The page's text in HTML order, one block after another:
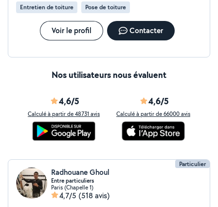
Entretien de toiture Pose de toiture
Voir le profil Contacter
Nos utilisateurs nous évaluent
4,6/5
Calculé à partir de 48731 avis
4,6/5
Calculé à partir de 66000 avis
Particulier
Radhouane Ghoul
Entre particuliers
Paris (Chapelle 1)
4,7/5 (518 avis)